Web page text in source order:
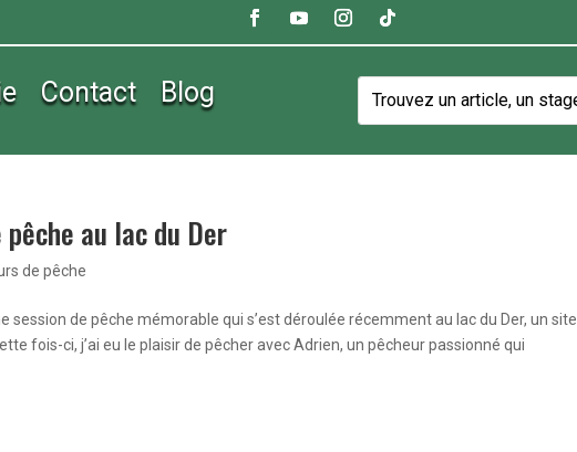
Contact Blog
au lac du Der
de pêche
session de pêche mémorable qui s’est déroulée récemment au lac du Der, un site
fois-ci, j’ai eu le plaisir de pêcher avec Adrien, un pêcheur passionné qui